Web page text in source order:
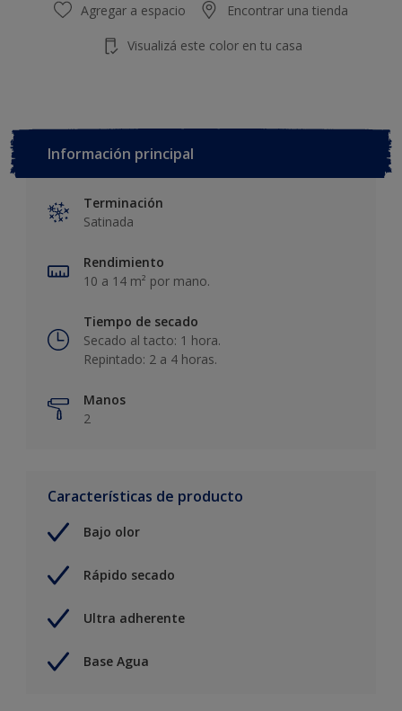
Agregar a espacio Encontrar una tienda
Visualizá este color en tu casa
Información principal
Terminación
Satinada
Rendimiento
10 a 14 m² por mano.
Tiempo de secado
Secado al tacto: 1 hora.
Repintado: 2 a 4 horas.
Manos
2
Características de producto
Bajo olor
Rápido secado
Ultra adherente
Base Agua